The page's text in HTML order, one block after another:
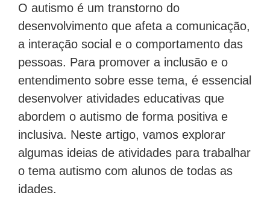
O autismo é um transtorno do
desenvolvimento que afeta a comunicação,
a interação social e o comportamento das
pessoas. Para promover a inclusão e o
entendimento sobre esse tema, é essencial
desenvolver atividades educativas que
abordem o autismo de forma positiva e
inclusiva. Neste artigo, vamos explorar
algumas ideias de atividades para trabalhar
o tema autismo com alunos de todas as
idades.